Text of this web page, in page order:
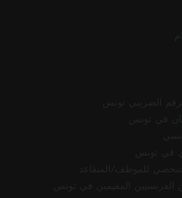
الضريبي تونس
في تونس
في تونس
للموظف/المتقاعد
الفرنسيين المقيمين في تونس